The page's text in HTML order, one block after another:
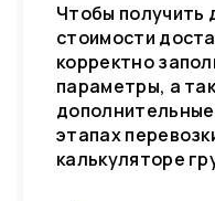
Чтобы получить
стоимости
корректно
параметры, а
этапах
калькуляторе